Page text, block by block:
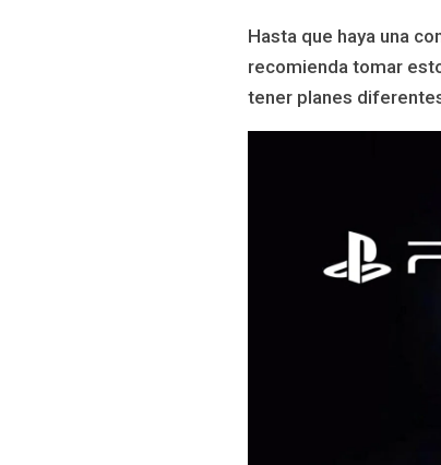
Hasta que haya una
recomienda tomar
tener planes